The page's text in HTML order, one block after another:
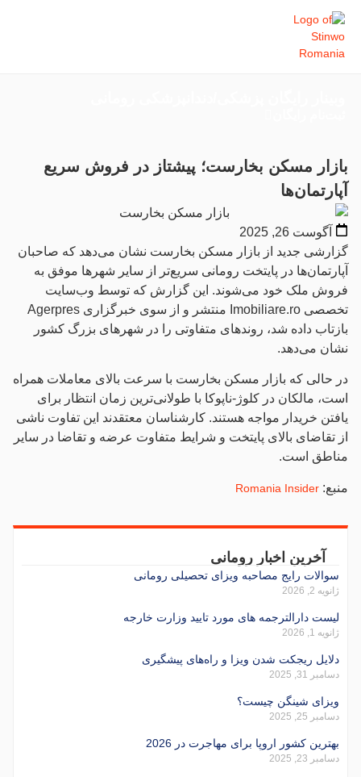
آخرین اخبار رومانی
سوالات رایج مصاحبه ویزای تحصیلی رومانی
ژانویه 2, 2026
لیست دارالترجمه های مورد تایید وزارت خارجه
ژانویه 1, 2026
دلایل ریجکت شدن ویزا و راه‌های پیشگیری
دسامبر 31, 2025
ویزای شینگن چیست؟
دسامبر 25, 2025
بهترین کشور اروپا برای مهاجرت در 2026
دسامبر 23, 2025
بازار مسکن بخارست؛ پیشتاز در فروش سریع
آپارتمان‌ها
آگوست 26, 2025
گزارشی جدید از بازار مسکن بخارست نشان می‌دهد که صاحبان
آپارتمان‌ها در پایتخت رومانی سریع‌تر از سایر شهرها موفق به
فروش ملک خود می‌شوند. این گزارش که توسط وب‌سایت
تخصصی Imobiliare.ro منتشر و از سوی خبرگزاری Agerpres
بازتاب داده شد، روندهای متفاوتی را در شهرهای بزرگ کشور
نشان می‌دهد.
در حالی که بازار مسکن بخارست با سرعت بالای معاملات همراه
است، مالکان در کلوژ-ناپوکا با طولانی‌ترین زمان انتظار برای
یافتن خریدار مواجه هستند. کارشناسان معتقدند این تفاوت ناشی
از تقاضای بالای پایتخت و شرایط متفاوت عرضه و تقاضا در سایر
مناطق است.
منبع: Romania Insider